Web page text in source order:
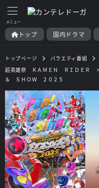
トップ 国内ドラマ
トップページ バラエティ番組
超英雄祭 ＫＡＭＥＮ ＲＩＤＥＲ
＆ ＳＨＯＷ ２０２５